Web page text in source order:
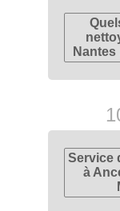
Service
à